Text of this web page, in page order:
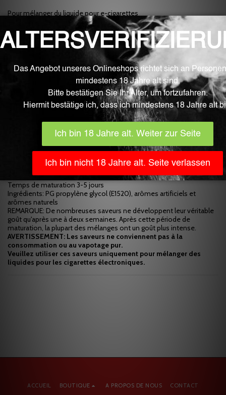
Pour mélanger du liquide pour e-cigarettes
Mélange à environ 5%
Le fluide est la meilleure qualité de la zone frontalière suisse.
Nos arômes fluides sont développés, fabriqués et remplis de
manière entièrement automatique en Allemagne avec le plus grand
soin et dans des conditions de laboratoire stériles. Ils contiennent
uniquement des ingrédients approuvés pour la transformation des
aliments par l'UE et contrôlés par l'EFSA (Autorité européenne de
sécurité des aliments). Les flacons font partie de l'industrie
pharmaceutique, à l'épreuve des enfants et certifiés UE.
En plus de la pureté et de la qualité élevées, les arômes fluides
inspirent des nuances aromatiques très claires, fortes et naturelles.
Le contenu est de 10 ml.
! En règle générale, conservez les saveurs dans un
compagnie. L'utilisation, l'utilisation et la consommation sont sans
exception à vos risques et périls.
Les saveurs ne sont pas retournables pour des raisons d'hygiène!
Recommandation posologique 5%
Temps de maturation 3-5 jours
Ingrédients: PG propylène glycol (E1520), arômes artificiels et
arômes naturels
REMARQUE: De nombreuses saveurs ne développent leur véritable
goût qu'après une à deux semaines. Après cette période de
maturation, la plupart des mélanges ont un goût plus intense.
AVERTISSEMENT: Les saveurs ne conviennent pas à la
consommation ou au vapotage pur.
Veuillez utiliser ces saveurs uniquement pour mélanger des
liquides pour les cigarettes électroniques.
ACCUEIL BOUTIQUE A PROPOS DE NOUS CONTACT